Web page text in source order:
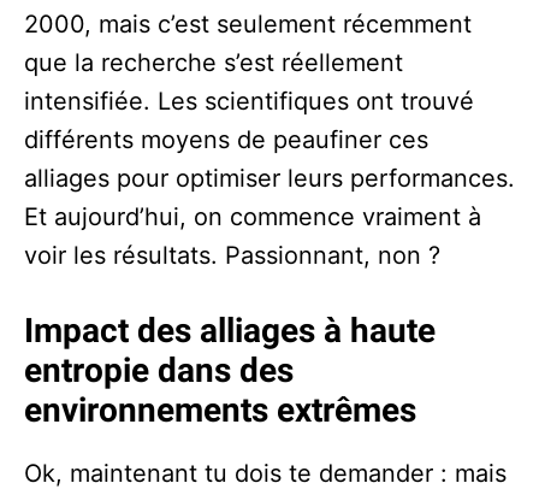
2000, mais c’est seulement récemment
que la recherche s’est réellement
intensifiée. Les scientifiques ont trouvé
différents moyens de peaufiner ces
alliages pour optimiser leurs performances.
Et aujourd’hui, on commence vraiment à
voir les résultats. Passionnant, non ?
Impact des alliages à haute
entropie dans des
environnements extrêmes
Ok, maintenant tu dois te demander : mais